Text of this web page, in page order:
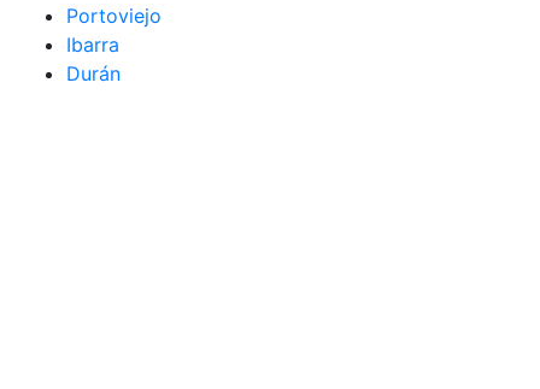
Portoviejo
Ibarra
Durán